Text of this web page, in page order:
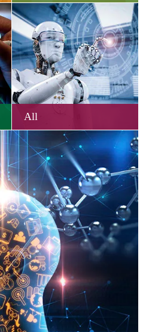
All